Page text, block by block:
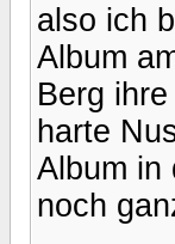
also ich
Album
Berg
harte
Album in
noch